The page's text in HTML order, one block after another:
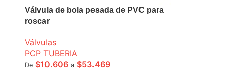
Válvula de bola pesada de PVC para
roscar
Válvulas
PCP TUBERIA
De $10.606 a $53.469